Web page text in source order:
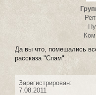
Да вы что, помешались
рассказа "Спам".
Зарегистрирован:
7.08.2011